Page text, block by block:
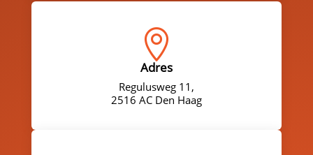

Adres
Regulusweg 11,
2516 AC Den Haag